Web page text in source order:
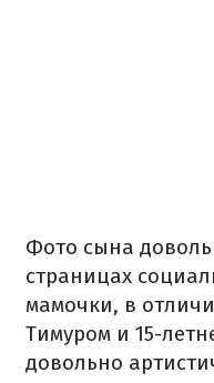
Фото сына
страницах
мамочки, в
Тимуром и 15-
довольно